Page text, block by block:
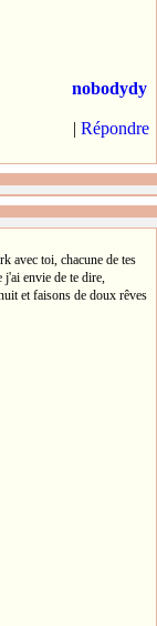
nobodydy
| Répondre
avec toi, chacune de tes
envie de te dire,
et faisons de doux rêves